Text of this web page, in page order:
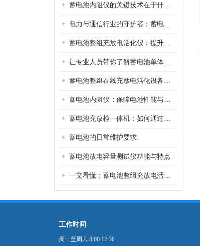
蓄电池内阻仪的关键技术在于什么？纯技术分享。
电力与通信行业的守护者：蓄电池综合测试仪的关键作用
蓄电池整组充放电活化仪：提升电池性能的关键工具
让专业人员带你了解蓄电池单体活化仪的功能
蓄电池整组在线充放电活化设备：提升蓄电池性能的利器
蓄电池内阻仪：保障电池性能与安全的重要工具
蓄电池充放检一体机：如何通过一体化设计实现高效充电、放电与检测，提升蓄电池管理效率
蓄电池的日常维护要求
蓄电池放电容量测试仪功能与特点
一文看懂：蓄电池整组充放电活化仪的操作流程与参数设置
工作时间
周一至周六 8:00-17:30